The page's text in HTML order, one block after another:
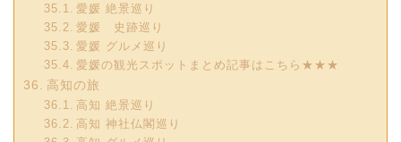
愛媛 絶景巡り
愛媛 史跡巡り
愛媛 グルメ巡り
愛媛の観光スポットまとめ記事はこちら★★★
高知の旅
高知 絶景巡り
高知 神社仏閣巡り